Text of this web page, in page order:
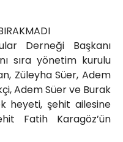
Derneği Başkanı
sıra yönetim kurulu
Züleyha Süer, Adem
Adem Süer ve Burak
heyeti, şehit ailesine
Fatih Karagöz’ün